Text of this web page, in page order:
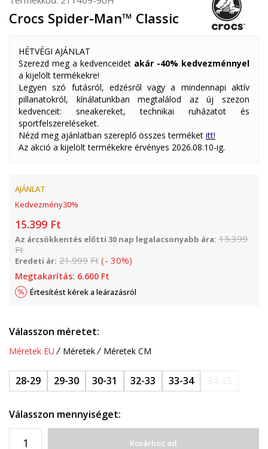
Crocs Spider-Man™ Classic
HÉTVÉGI AJÁNLAT
Szerezd meg a kedvenceidet akár -40% kedvezménnyel
a kijelölt termékekre!
Legyen szó futásról, edzésről vagy a mindennapi aktív
pillanatokról, kínálatunkban megtalálod az új szezon
kedvenceit: sneakereket, technikai ruházatot és
sportfelszereléseket.
Nézd meg ajánlatban szereplő összes terméket itt!
Az akció a kijelölt termékekre érvényes 2026.08.10-ig.
AJÁNLAT
Kedvezmény30%
15.399 Ft
Az árcsökkentés előtti 30 nap legalacsonyabb ára: 15.399
Ft
Eredeti ár: 21.999 Ft (- 30%)
Megtakarítás: 6.600 Ft
Értesítést kérek a leárazásról
Válasszon méretet:
Méretek EU Méretek Méretek CM
28-29 29-30 30-31 32-33 33-34
Válasszon mennyiséget:
Kosárhoz ad